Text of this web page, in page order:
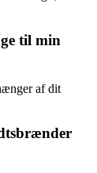
til min
af dit